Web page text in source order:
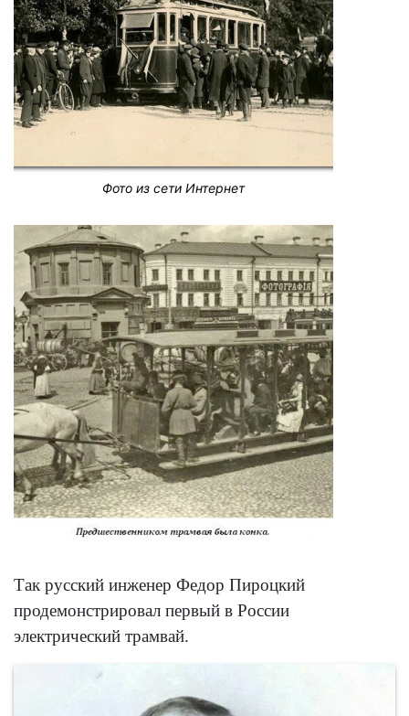
Фото из сети Интернет
Так русский инженер Федор Пироцкий
продемонстрировал первый в России
электрический трамвай.